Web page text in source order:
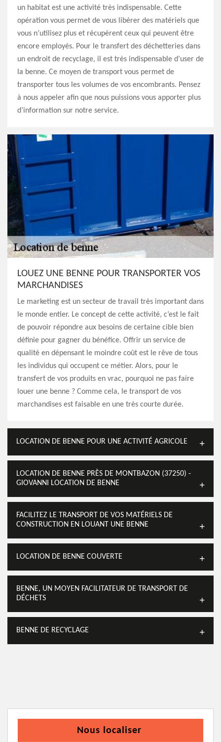
un habitat est une activité très indispensable. Cette
opération vous permet de vous libérer des matériels que
vous n’utilisez plus et récupèrent ceux qui peuvent être
encore employés. Pour le transfert des déchetteries dans
un endroit de recyclage, il est très indispensable d’user de
la benne. Ce moyen de transport vous permet de
transporter tous les volumes de vos encombrants. Pensez
à nous appeler afin que nous puissions vous apporter plus
d’information sur notre service.
LOUEZ UNE BENNE POUR TRANSPORTER VOS
MARCHANDISES
Le marketing est un secteur de travail très important dans
le monde entier. Le concept de cette activité, c’est le fait
de pouvoir répondre aux besoins de certaine cible bien
définie pour gagner du bénéfice. Offrir un service de
qualité en dépensant le moindre coût est le rêve de tous
les individus qui occupent ce métier. Alors, pour le
transfert de vos produits en vrac, pourquoi ne pas faire
louer une benne ? Comme cela, le transport de vos
marchandises est faisable en une très courte durée.
LOCATION DE BENNE POUR UNE ACTIVITÉ AGRICOLE
LOCATION DE BENNE PRÈS DE MONTBAZON (37250) -
GIOVANNI LOCATION DE BENNE
FACILITEZ LE TRANSPORT DE VOS MATÉRIELS DE
CONSTRUCTION EN LOUANT UNE BENNE
LOCATION DE BENNE COUVERTE
BENNE, UN MOYEN FACILITATEUR DE TRANSPORT DE
DÉCHETS
BENNE DE RECYCLAGE
Nous localiser